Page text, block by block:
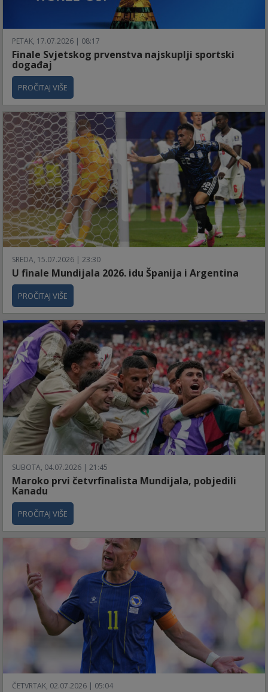
PETAK, 17.07.2026 | 08:17
Finale Svjetskog prvenstva najskuplji sportski
događaj
PROČITAJ VIŠE
SREDA, 15.07.2026 | 23:30
U finale Mundijala 2026. idu Španija i Argentina
PROČITAJ VIŠE
SUBOTA, 04.07.2026 | 21:45
Maroko prvi četvrfinalista Mundijala, pobjedili
Kanadu
PROČITAJ VIŠE
ČETVRTAK, 02.07.2026 | 05:04